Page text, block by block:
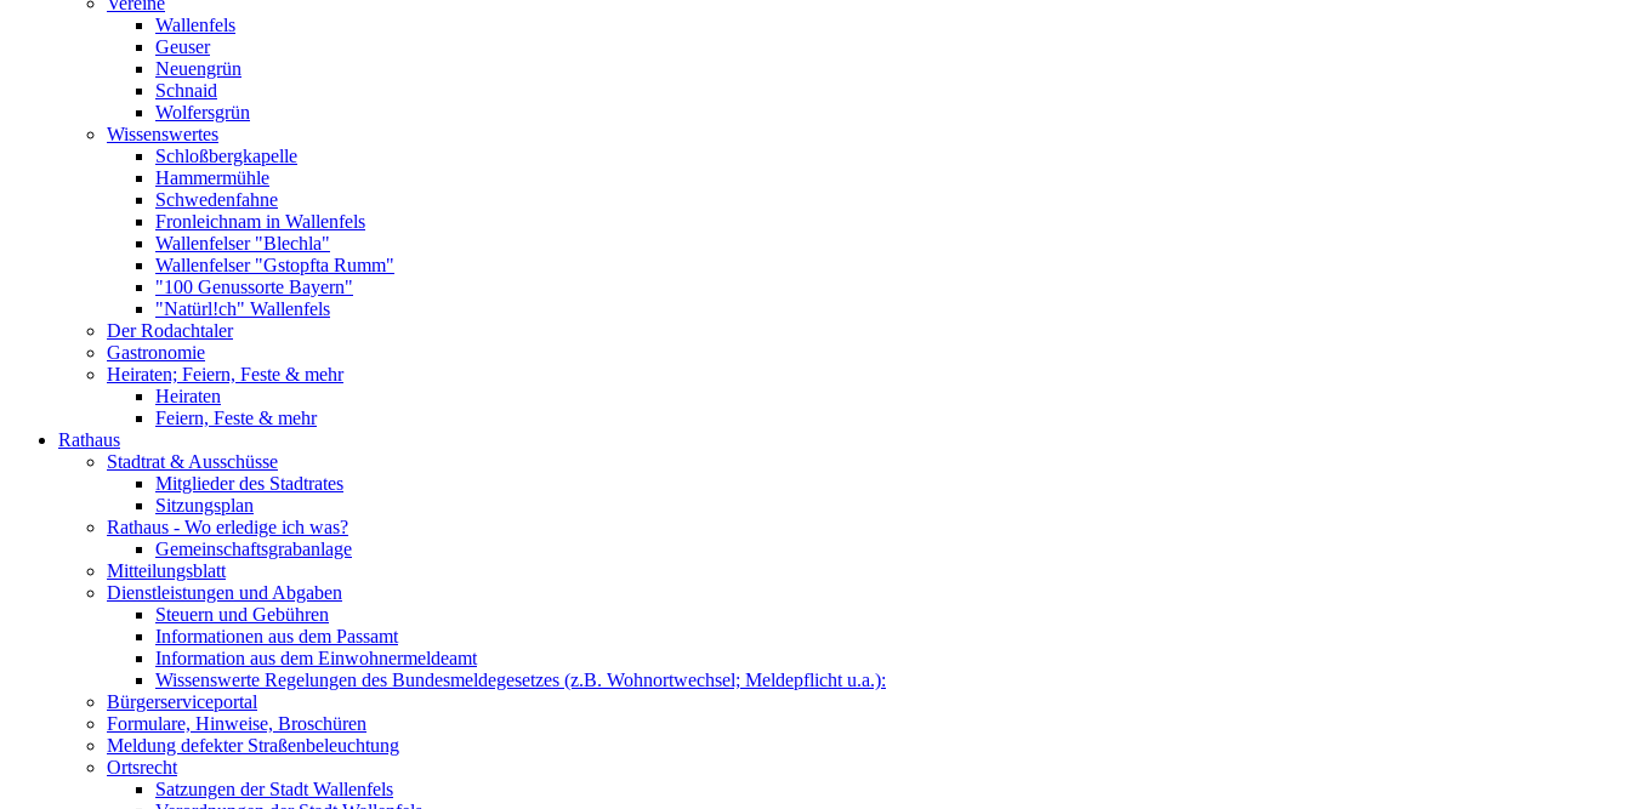
Wallenfels
Geuser
Neuengrün
Schnaid
Wolfersgrün
Wissenswertes
Schloßbergkapelle
Hammermühle
Schwedenfahne
Fronleichnam in Wallenfels
Wallenfelser "Blechla"
Wallenfelser "Gstopfta Rumm"
"100 Genussorte Bayern"
"Natürl!ch" Wallenfels
Der Rodachtaler
Gastronomie
Heiraten; Feiern, Feste & mehr
Heiraten
Feiern, Feste & mehr
Rathaus
Stadtrat & Ausschüsse
Mitglieder des Stadtrates
Sitzungsplan
Rathaus - Wo erledige ich was?
Gemeinschaftsgrabanlage
Mitteilungsblatt
Dienstleistungen und Abgaben
Steuern und Gebühren
Informationen aus dem Passamt
Information aus dem Einwohnermeldeamt
Wissenswerte Regelungen des Bundesmeldegesetzes (z.B. Wohnortwechsel; Meldepflicht u.a.):
Bürgerserviceportal
Formulare, Hinweise, Broschüren
Meldung defekter Straßenbeleuchtung
Ortsrecht
Satzungen der Stadt Wallenfels